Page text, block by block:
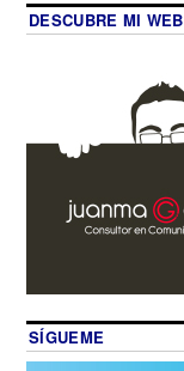
DESCUBRE MI WEB
SÍGUEME